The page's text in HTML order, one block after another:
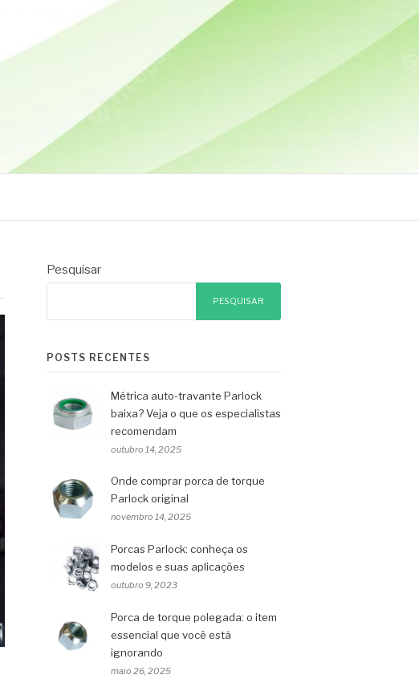
Pesquisar
PESQUISAR
POSTS RECENTES
Métrica auto-travante Parlock
baixa? Veja o que os especialistas
recomendam
outubro 14, 2025
Onde comprar porca de torque
Parlock original
novembro 14, 2025
Porcas Parlock: conheça os
modelos e suas aplicações
outubro 9, 2023
Porca de torque polegada: o item
essencial que você está
ignorando
maio 26, 2025